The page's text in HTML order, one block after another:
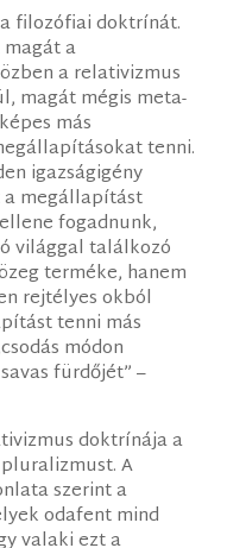
filozófiai doktrínát.
a
a relativizmus
magát mégis meta-
más
tenni.
igazságigény
megállapítást
fogadnunk,
világgal találkozó
terméke, hanem
rejtélyes okból
tenni más
módon
fürdőjét” –
doktrínája a
A
szerint a
odafent mind